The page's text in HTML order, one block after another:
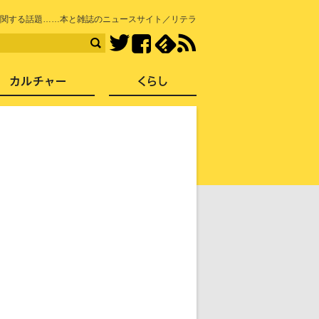
する話題……本と雑誌のニュースサイト／リテラ
TwitterFacebook
社会